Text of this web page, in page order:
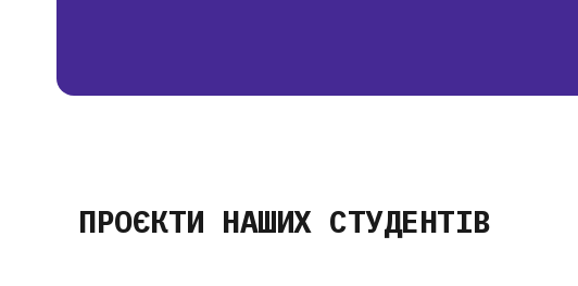
ПРОЄКТИ НАШИХ СТУДЕНТІВ